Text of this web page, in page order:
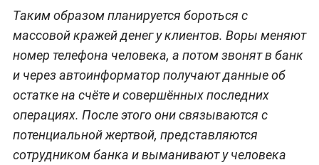
Таким образом планируется бороться с
массовой кражей денег у клиентов. Воры меняют
номер телефона человека, а потом звонят в банк
и через автоинформатор получают данные об
остатке на счёте и совершённых последних
операциях. После этого они связываются с
потенциальной жертвой, представляются
сотрудником банка и выманивают у человека